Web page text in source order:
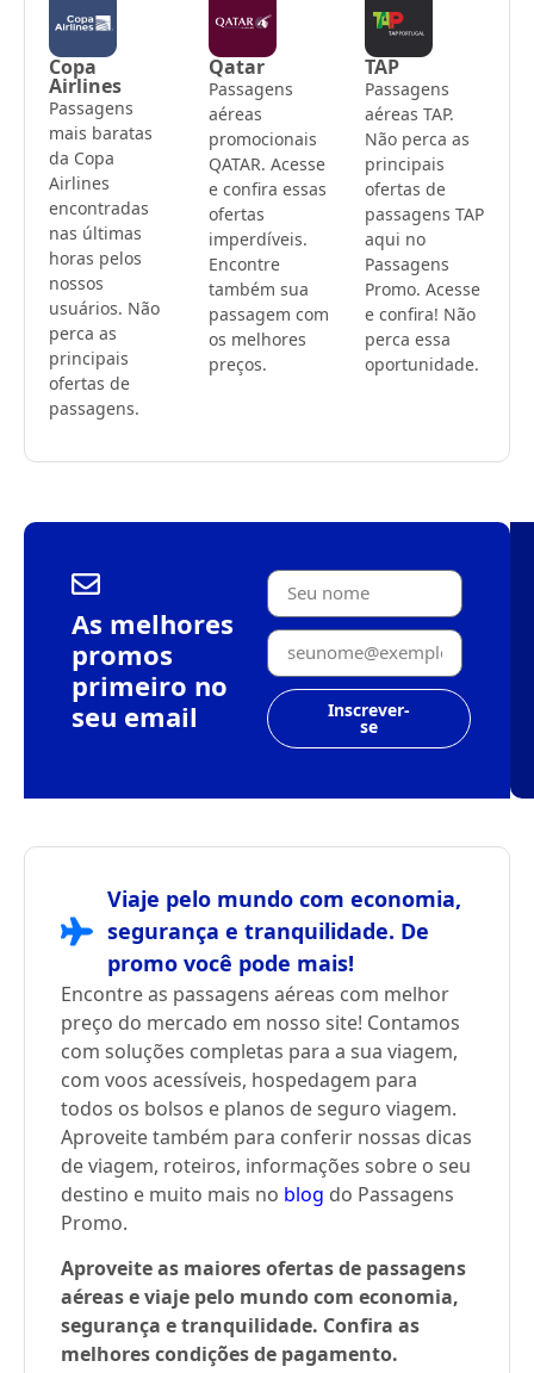
Copa
Airlines
Passagens
mais baratas
da Copa
Airlines
encontradas
nas últimas
horas pelos
nossos
usuários. Não
perca as
principais
ofertas de
passagens.
Qatar
Passagens
aéreas
promocionais
QATAR. Acesse
e confira essas
ofertas
imperdíveis.
Encontre
também sua
passagem com
os melhores
preços.
TAP
Passagens
aéreas TAP.
Não perca as
principais
ofertas de
passagens TAP
aqui no
Passagens
Promo. Acesse
e confira! Não
perca essa
oportunidade.
As melhores
promos
primeiro no
seu email
Inscrever-
se
Viaje pelo mundo com economia,
segurança e tranquilidade. De
promo você pode mais!
Encontre as passagens aéreas com melhor
preço do mercado em nosso site! Contamos
com soluções completas para a sua viagem,
com voos acessíveis, hospedagem para
todos os bolsos e planos de seguro viagem.
Aproveite também para conferir nossas dicas
de viagem, roteiros, informações sobre o seu
destino e muito mais no blog do Passagens
Promo.
Aproveite as maiores ofertas de passagens
aéreas e viaje pelo mundo com economia,
segurança e tranquilidade. Confira as
melhores condições de pagamento.